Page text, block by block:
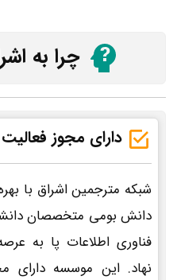
چرا به
دارای مجوز
شبکه مترجمین اشراق با
دانش بومی متخصصان
فناوری اطلاعات پا به
نهاد. این موسسه دارای